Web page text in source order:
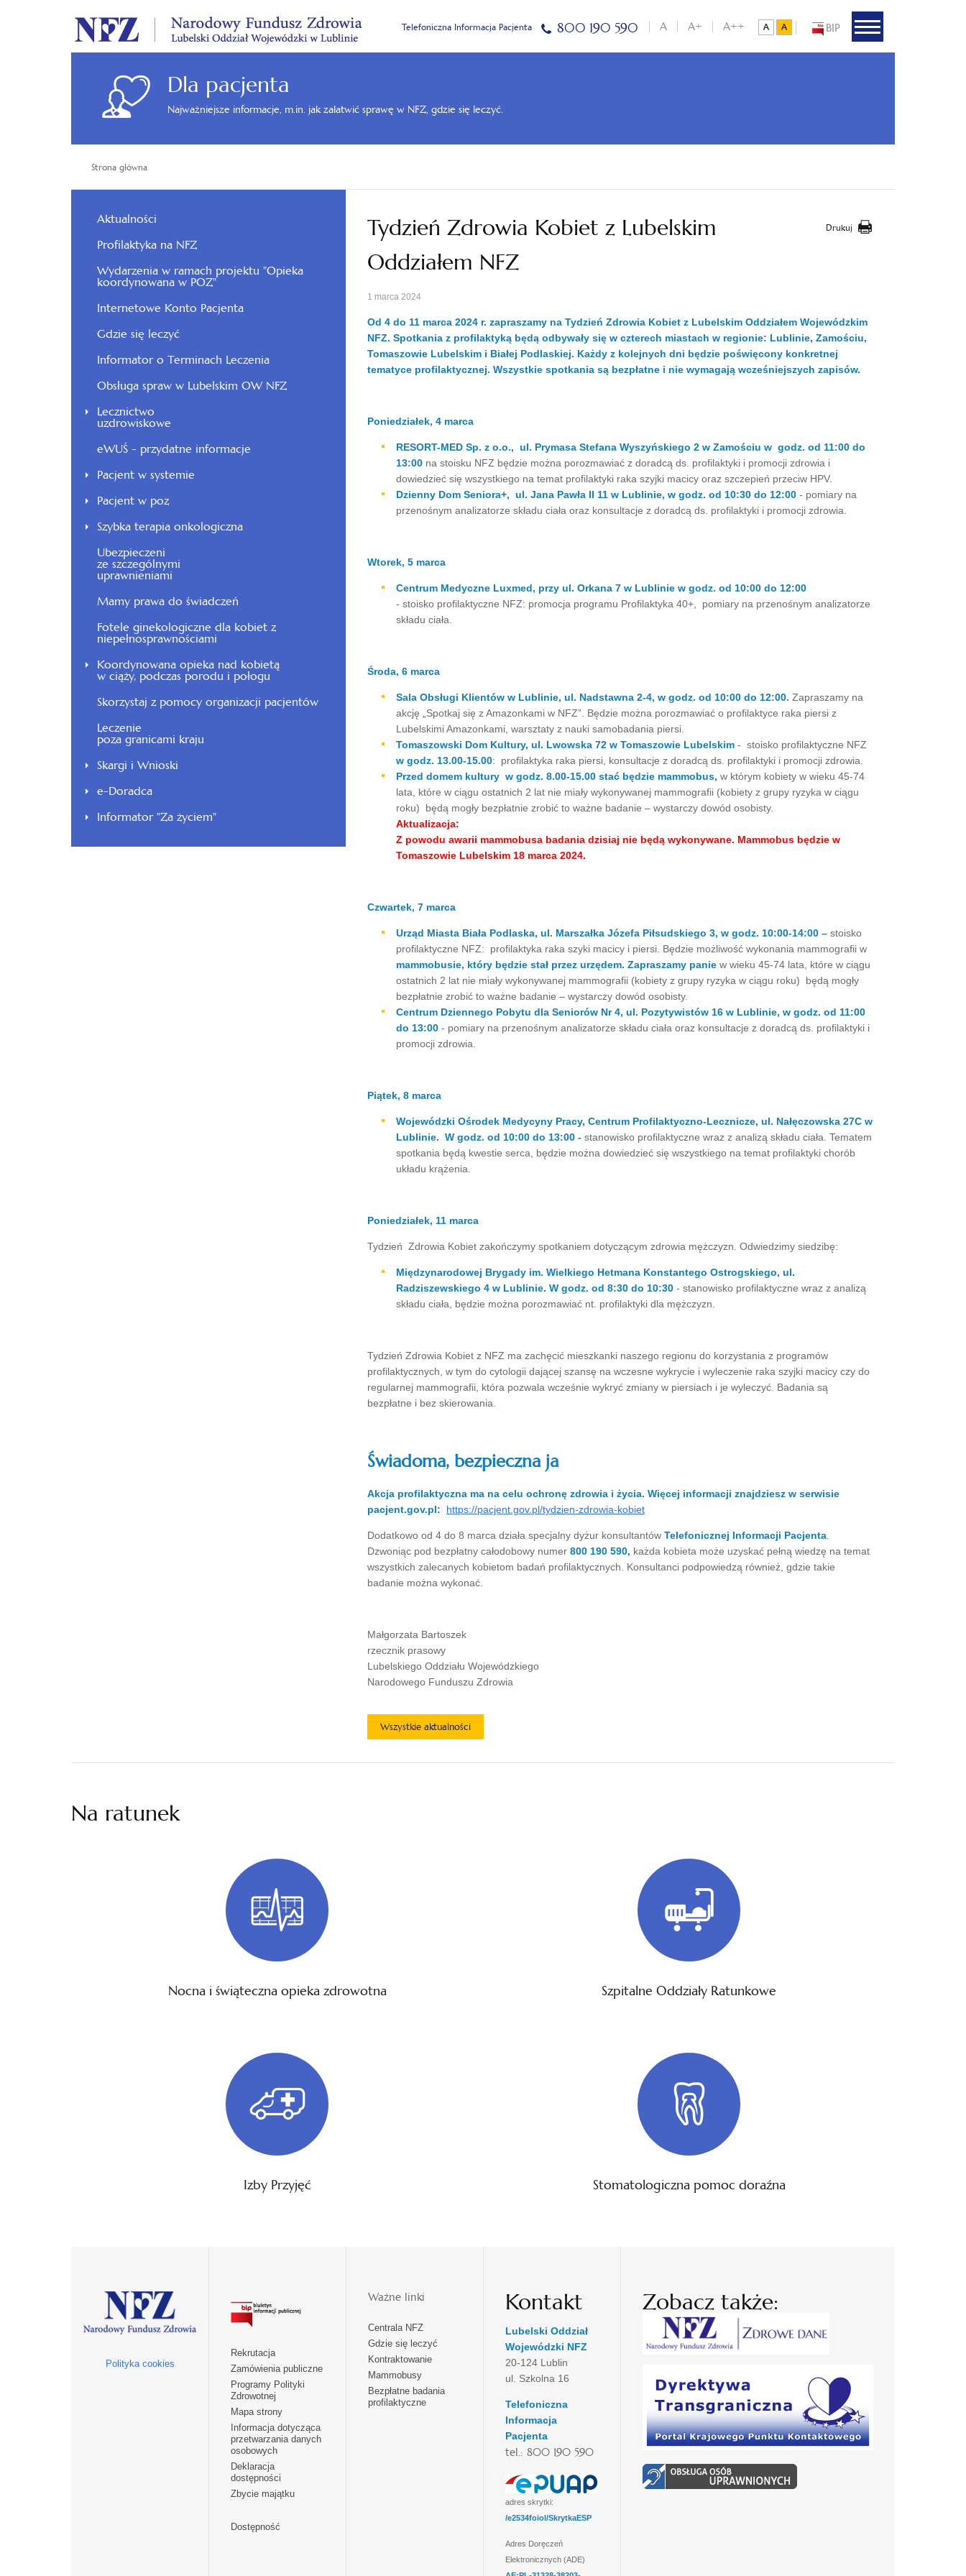
BIP
A A+ A++
Telefoniczna Informacja Pacjenta 800 190 590
Dla pacjenta
Najważniejsze informacje, m.in. jak załatwić sprawę w NFZ, gdzie się leczyć.
Strona główna
Aktualności
Profilaktyka na NFZ
Wydarzenia w ramach projektu "Opieka
koordynowana w POZ"
Internetowe Konto Pacjenta
Gdzie się leczyć
Informator o Terminach Leczenia
Obsługa spraw w Lubelskim OW NFZ
Lecznictwo
uzdrowiskowe
eWUŚ - przydatne informacje
Pacjent w systemie
Pacjent w poz
Szybka terapia onkologiczna
Ubezpieczeni
ze szczególnymi
uprawnieniami
Mamy prawa do świadczeń
Fotele ginekologiczne dla kobiet z
niepełnosprawnościami
Koordynowana opieka nad kobietą
w ciąży, podczas porodu i połogu
Skorzystaj z pomocy organizacji pacjentów
Leczenie
poza granicami kraju
Skargi i Wnioski
e-Doradca
Informator "Za życiem"
Drukuj
Tydzień Zdrowia Kobiet z Lubelskim
Oddziałem NFZ
1 marca 2024
Od 4 do 11 marca 2024 r. zapraszamy na Tydzień Zdrowia Kobiet z Lubelskim Oddziałem Wojewódzkim
NFZ. Spotkania z profilaktyką będą odbywały się w czterech miastach w regionie: Lublinie, Zamościu,
Tomaszowie Lubelskim i Białej Podlaskiej. Każdy z kolejnych dni będzie poświęcony konkretnej
tematyce profilaktycznej. Wszystkie spotkania są bezpłatne i nie wymagają wcześniejszych zapisów.
Poniedziałek, 4 marca
RESORT-MED Sp. z o.o., ul. Prymasa Stefana Wyszyńskiego 2 w Zamościu w godz. od 11:00 do
13:00na stoisku NFZ będzie można porozmawiać z doradcą ds. profilaktyki i promocji zdrowia i
dowiedzieć się wszystkiego na temat profilaktyki raka szyjki macicy oraz szczepień przeciw HPV.
Dzienny Dom Seniora+, ul. Jana Pawła II 11 w Lublinie, w godz. od 10:30 do 12:00- pomiary na
przenośnym analizatorze składu ciała oraz konsultacje z doradcą ds. profilaktyki i promocji zdrowia.
Wtorek, 5 marca
Centrum Medyczne Luxmed, przy ul. Orkana 7 w Lublinie w godz. od 10:00 do 12:00
- stoisko profilaktyczne NFZ: promocja programu Profilaktyka 40+, pomiary na przenośnym analizatorze
składu ciała.
Środa, 6 marca
Sala Obsługi Klientów w Lublinie, ul. Nadstawna 2-4, w godz. od 10:00 do 12:00. Zapraszamy na
akcję „Spotkaj się z Amazonkami w NFZ”. Będzie można porozmawiać o profilaktyce raka piersi z
Lubelskimi Amazonkami, warsztaty z nauki samobadania piersi.
Tomaszowski Dom Kultury, ul. Lwowska 72 w Tomaszowie Lubelskim- stoisko profilaktyczne NFZ
w godz. 13.00-15.00: profilaktyka raka piersi, konsultacje z doradcą ds. profilaktyki i promocji zdrowia.
Przed domem kultury w godz. 8.00-15.00 stać będzie mammobus, w którym kobiety w wieku 45-74
lata, które w ciągu ostatnich 2 lat nie miały wykonywanej mammografii (kobiety z grupy ryzyka w ciągu
roku) będą mogły bezpłatnie zrobić to ważne badanie – wystarczy dowód osobisty.
Aktualizacja:
Z powodu awarii mammobusa badania dzisiaj nie będą wykonywane. Mammobus będzie w
Tomaszowie Lubelskim 18 marca 2024.
Czwartek, 7 marca
Urząd Miasta Biała Podlaska, ul. Marszałka Józefa Piłsudskiego 3, w godz. 10:00-14:00 – stoisko
profilaktyczne NFZ: profilaktyka raka szyki macicy i piersi. Będzie możliwość wykonania mammografii w
mammobusie, który będzie stał przez urzędem. Zapraszamy paniew wieku 45-74 lata, które w ciągu
ostatnich 2 lat nie miały wykonywanej mammografii (kobiety z grupy ryzyka w ciągu roku) będą mogły
bezpłatnie zrobić to ważne badanie – wystarczy dowód osobisty.
Centrum Dziennego Pobytu dla Seniorów Nr 4, ul. Pozytywistów 16 w Lublinie, w godz. od 11:00
do 13:00- pomiary na przenośnym analizatorze składu ciała oraz konsultacje z doradcą ds. profilaktyki i
promocji zdrowia.
Piątek, 8 marca
Wojewódzki Ośrodek Medycyny Pracy, Centrum Profilaktyczno-Lecznicze, ul. Nałęczowska 27C w
Lublinie. W godz. od 10:00 do 13:00 -stanowisko profilaktyczne wraz z analizą składu ciała. Tematem
spotkania będą kwestie serca, będzie można dowiedzieć się wszystkiego na temat profilaktyki chorób
układu krążenia.
Poniedziałek, 11 marca
Tydzień Zdrowia Kobiet zakończymy spotkaniem dotyczącym zdrowia mężczyzn. Odwiedzimy siedzibę:
Międzynarodowej Brygady im. Wielkiego Hetmana Konstantego Ostrogskiego, ul.
Radziszewskiego 4 w Lublinie. W godz. od 8:30 do 10:30- stanowisko profilaktyczne wraz z analizą
składu ciała, będzie można porozmawiać nt. profilaktyki dla mężczyzn.
Tydzień Zdrowia Kobiet z NFZ ma zachęcić mieszkanki naszego regionu do korzystania z programów
profilaktycznych, w tym do cytologii dającej szansę na wczesne wykrycie i wyleczenie raka szyjki macicy czy do
regularnej mammografii, która pozwala wcześnie wykryć zmiany w piersiach i je wyleczyć. Badania są
bezpłatne i bez skierowania.
Świadoma, bezpieczna ja
Akcja profilaktyczna ma na celu ochronę zdrowia i życia. Więcej informacji znajdziesz w serwisie
pacjent.gov.pl: https://pacjent.gov.pl/tydzien-zdrowia-kobiet
Dodatkowo od 4 do 8 marca działa specjalny dyżur konsultantów Telefonicznej Informacji Pacjenta.
Dzwoniąc pod bezpłatny całodobowy numer 800 190 590, każda kobieta może uzyskać pełną wiedzę na temat
wszystkich zalecanych kobietom badań profilaktycznych. Konsultanci podpowiedzą również, gdzie takie
badanie można wykonać.
Małgorzata Bartoszek
rzecznik prasowy
Lubelskiego Oddziału Wojewódzkiego
Narodowego Funduszu Zdrowia
Wszystkie aktualności
Na ratunek
Nocna i świąteczna opieka zdrowotna Szpitalne Oddziały Ratunkowe
Izby Przyjęć Stomatologiczna pomoc doraźna
Polityka cookies
Rekrutacja
Zamówienia publiczne
Programy Polityki
Zdrowotnej
Mapa strony
Informacja dotycząca
przetwarzania danych
osobowych
Deklaracja
dostępności
Zbycie majątku
Dostępność
Ważne linki
Centrala NFZ
Gdzie się leczyć
Kontraktowanie
Mammobusy
Bezpłatne badania
profilaktyczne
Kontakt
Lubelski Oddział
Wojewódzki NFZ
20-124 Lublin
ul. Szkolna 16
Telefoniczna
Informacja
Pacjenta
tel.: 800 190 590
adres skrytki:
/e2534foiol/SkrytkaESP
Adres Doręczeń
Elektronicznych (ADE)
Zobacz także: